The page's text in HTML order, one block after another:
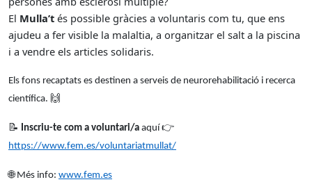
El Mulla’t és possible gràcies a voluntaris com tu, que ens
ajudeu a fer visible la malaltia, a organitzar el salt a la piscina
i a vendre els articles solidaris.
Els fons recaptats es destinen a serveis de neurorehabilitació i recerca
científica. 🙌
📝 Inscriu-te com a voluntari/a aquí👉
https://www.fem.es/voluntariatmullat/
🌐Més info: www.fem.es